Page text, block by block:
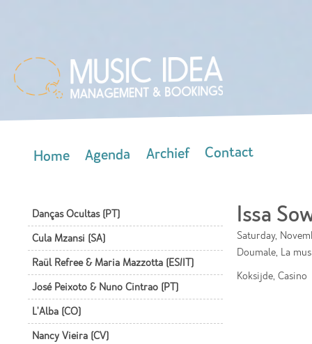
Home Agenda Archief Contact
Danças Ocultas (PT)
Cula Mzansi (SA)
Raül Refree & Maria Mazzotta (ES/IT)
José Peixoto & Nuno Cintrao (PT)
L'Alba (CO)
Nancy Vieira (CV)
Issa
Saturday,
Doumale, La
Koksijde, Casino